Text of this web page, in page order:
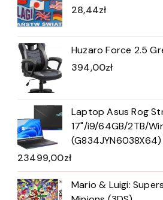
28,44zł
Huzaro Force 2.5
394,00zł
Laptop Asus Rog
17"/i9/64GB/2TB/
(G834JYN6038X64)
23499,00zł
Mario & Luigi: